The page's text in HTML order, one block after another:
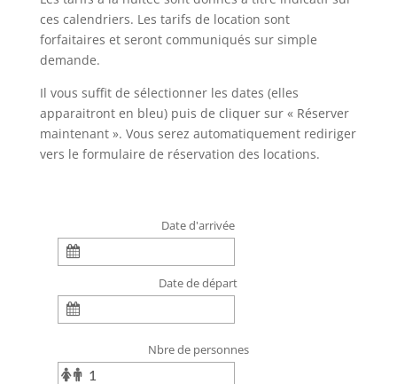
ces calendriers. Les tarifs de location sont
forfaitaires et seront communiqués sur simple
demande.
Il vous suffit de sélectionner les dates (elles
apparaitront en bleu) puis de cliquer sur « Réserver
maintenant ». Vous serez automatiquement rediriger
vers le formulaire de réservation des locations.
Date d'arrivée
Date de départ
Nbre de personnes